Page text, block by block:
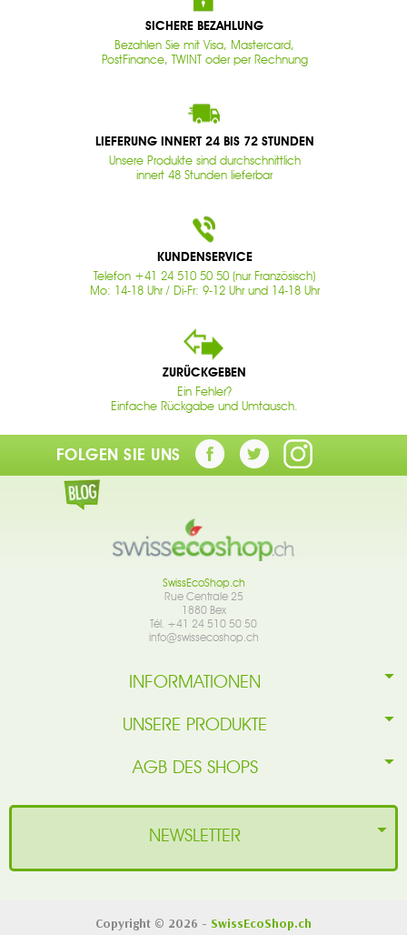
SICHERE BEZAHLUNG
Bezahlen Sie mit Visa, Mastercard,
PostFinance, TWINT oder per Rechnung
LIEFERUNG INNERT 24 BIS 72 STUNDEN
Unsere Produkte sind durchschnittlich
innert 48 Stunden lieferbar
KUNDENSERVICE
Telefon +41 24 510 50 50 (nur Französisch)
Mo: 14-18 Uhr / Di-Fr: 9-12 Uhr und 14-18 Uhr
ZURÜCKGEBEN
Ein Fehler?
Einfache Rückgabe und Umtausch.
FOLGEN SIE UNS
SwissEcoShop.ch
Rue Centrale 25
1880 Bex
Tél. +41 24 510 50 50
info@swissecoshop.ch
INFORMATIONEN
UNSERE PRODUKTE
AGB DES SHOPS
NEWSLETTER
Copyright © 2026 - SwissEcoShop.ch